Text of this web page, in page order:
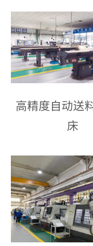
高精度自动送
床